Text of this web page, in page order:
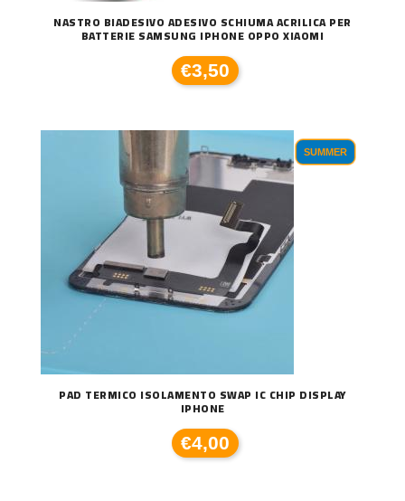
NASTRO BIADESIVO ADESIVO SCHIUMA ACRILICA PER
BATTERIE SAMSUNG IPHONE OPPO XIAOMI
€3,50
SUMMER
PAD TERMICO ISOLAMENTO SWAP IC CHIP DISPLAY
IPHONE
€4,00